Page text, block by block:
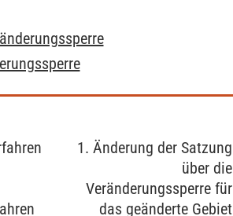
1. Änderung der Satzung
über die
Veränderungssperre für
das geänderte Gebiet